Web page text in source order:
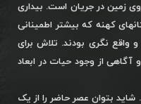
زمین در جریان است. بیداری
کهنه که بیشتر اطمینانی
نگری بودند. تلاش برای
از وجود حیات در ابعاد
بتوان عصر حاضر را از یک